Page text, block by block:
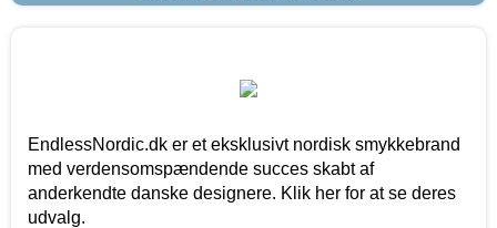
EndlessNordic.dk er et eksklusivt nordisk smykkebrand
med verdensomspændende succes skabt af
anderkendte danske designere. Klik her for at se deres
udvalg.